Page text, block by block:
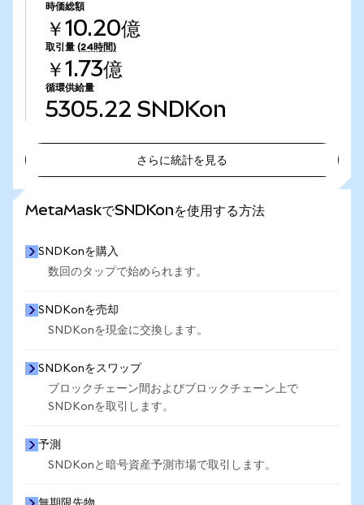
時価総額
￥10.20億
取引量 (24時間)
￥1.73億
循環供給量
5305.22 SNDKon
さらに統計を見る
MetaMaskでSNDKonを使用する方法
SNDKonを購入
数回のタップで始められます。
SNDKonを売却
SNDKonを現金に交換します。
SNDKonをスワップ
ブロックチェーン間およびブロックチェーン上で
SNDKonを取引します。
予測
SNDKonと暗号資産予測市場で取引します。